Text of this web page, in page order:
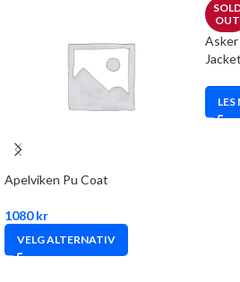
Apelviken Pu Coat
1080kr
VELG ALTERNATIV
OUT
Asker
LES